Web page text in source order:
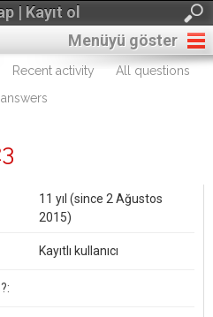
| Kayıt ol
Menüyü göster
Recent activity
All questions
11 yıl (since 2 Ağustos
2015)
Kayıtlı kullanıcı